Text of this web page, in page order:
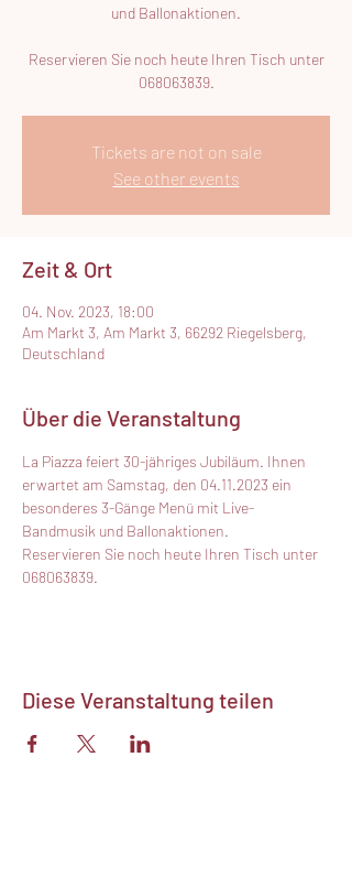
und Ballonaktionen.
Reservieren Sie noch heute Ihren Tisch unter
068063839.
Tickets are not on sale
See other events
Zeit & Ort
04. Nov. 2023, 18:00
Am Markt 3, Am Markt 3, 66292 Riegelsberg,
Deutschland
Über die Veranstaltung
La Piazza feiert 30-jähriges Jubiläum. Ihnen
erwartet am Samstag, den 04.11.2023 ein
besonderes 3-Gänge Menü mit Live-
Bandmusik und Ballonaktionen.
Reservieren Sie noch heute Ihren Tisch unter
068063839.
Diese Veranstaltung teilen